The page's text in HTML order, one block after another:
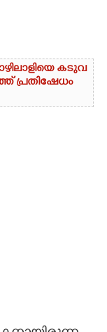
കടുവ
പ്രതിഷേധം